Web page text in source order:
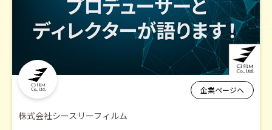
企業ページへ
株式会社シースリーフィルム